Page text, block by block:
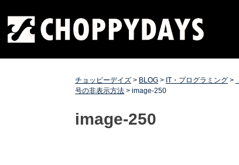
content
チョッピーデイズ
EC事業支援・ゼロから軌道にのせる実績あります・ EC
事業支援・ECサイト立ち上げ・Webマーケティング・
チング チョッピーデイズ ChoppyDays
チョッピーデイズ > BLOG > IT・プログラミング >
号の非表示方法 > image-250
image-250